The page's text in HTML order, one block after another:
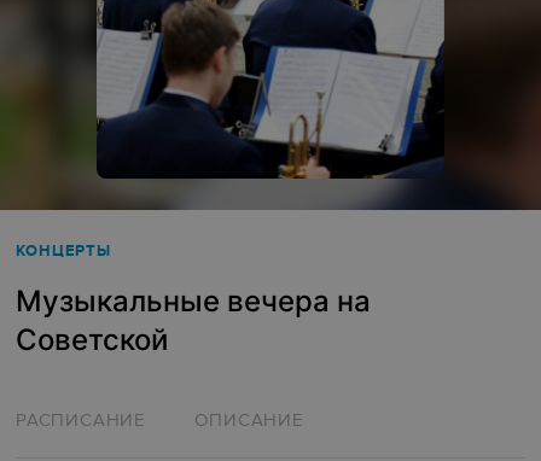
КОНЦЕРТЫ
Музыкальные вечера на
Советской
РАСПИСАНИЕ ОПИСАНИЕ